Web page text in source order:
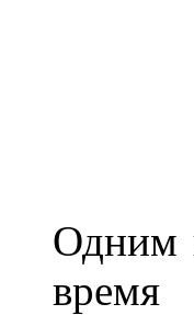
Одним
время